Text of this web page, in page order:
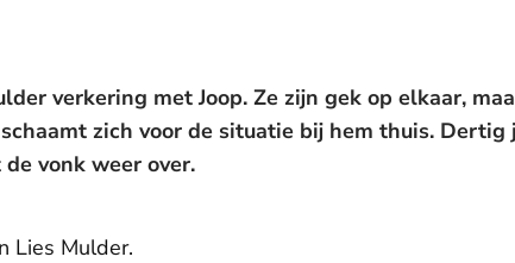
verkering met Joop. Ze zijn gek op elkaar,
zich voor de situatie bij hem thuis.
vonk weer over.
Lies Mulder.